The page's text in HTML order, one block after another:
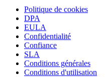
Politique de cookies
DPA
EULA
Confidentialité
Confiance
SLA
Conditions générales
Conditions d'utilisation